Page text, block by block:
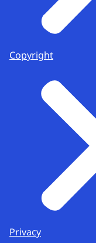
Copyright
Privacy